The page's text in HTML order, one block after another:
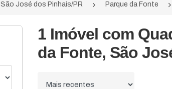
São José dos Pinhais/PR Parque da Fonte
1 Imóvel com
da Fonte, São
Ordenar por